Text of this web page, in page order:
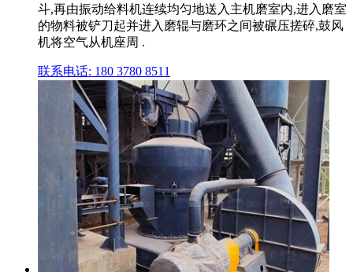
斗,再由振动给料机连续均匀地送入主机磨室内,进入磨室
的物料被铲刀起并进入磨辊与磨环之间被碾压搓碎,鼓风
机将空气从机座周 .
联系电话: 180 3780 8511